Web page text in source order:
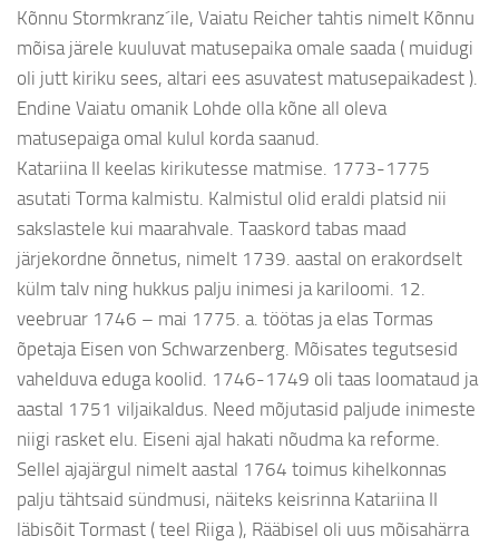
Kõnnu Stormkranz´ile, Vaiatu Reicher tahtis nimelt Kõnnu
mõisa järele kuuluvat matusepaika omale saada ( muidugi
oli jutt kiriku sees, altari ees asuvatest matusepaikadest ).
Endine Vaiatu omanik Lohde olla kõne all oleva
matusepaiga omal kulul korda saanud.
Katariina II keelas kirikutesse matmise. 1773-1775
asutati Torma kalmistu. Kalmistul olid eraldi platsid nii
sakslastele kui maarahvale. Taaskord tabas maad
järjekordne õnnetus, nimelt 1739. aastal on erakordselt
külm talv ning hukkus palju inimesi ja kariloomi. 12.
veebruar 1746 – mai 1775. a. töötas ja elas Tormas
õpetaja Eisen von Schwarzenberg. Mõisates tegutsesid
vahelduva eduga koolid. 1746-1749 oli taas loomataud ja
aastal 1751 viljaikaldus. Need mõjutasid paljude inimeste
niigi rasket elu. Eiseni ajal hakati nõudma ka reforme.
Sellel ajajärgul nimelt aastal 1764 toimus kihelkonnas
palju tähtsaid sündmusi, näiteks keisrinna Katariina II
läbisõit Tormast ( teel Riiga ), Rääbisel oli uus mõisahärra